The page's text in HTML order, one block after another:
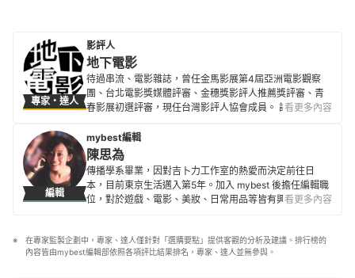
專家・達人
影評人
地下電影
待過串流、電影雜誌，曾任金馬影展第4屆亞洲電影觀察
團、台北電影獎媒體評審、金穗獎影評人推薦獎評審、青
春影展初選評審，現任台灣影評人協會成員。 評論文章散
CATCHPLAY+、Giloo紀實影音等各大媒體平台與紙本刊
物。
地下電影的簡介
看更多內容
編輯
mybest編輯
陳思為
傳播學系畢業，因對吉卜力工作室的熱愛而決定前往日
本，目前東京生活邁入第5年。加入 mybest 後擔任編輯職
位，對於遊戲、電影、美妝、日常用品等皆有興趣及研究
陳思為的簡介
看更多內容
在專家監製企劃中，專家、達人僅針對「選購要點」提供客觀的分析及建議。排行榜的
內容皆由mybest編輯部依照各項評比結果排名，專家、達人並無參與。